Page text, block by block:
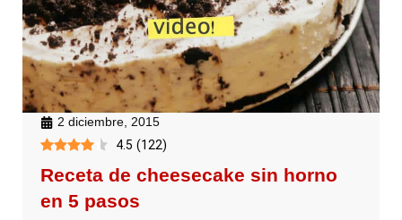
2 diciembre, 2015
4.5 (122)
Receta de cheesecake sin horno
en 5 pasos